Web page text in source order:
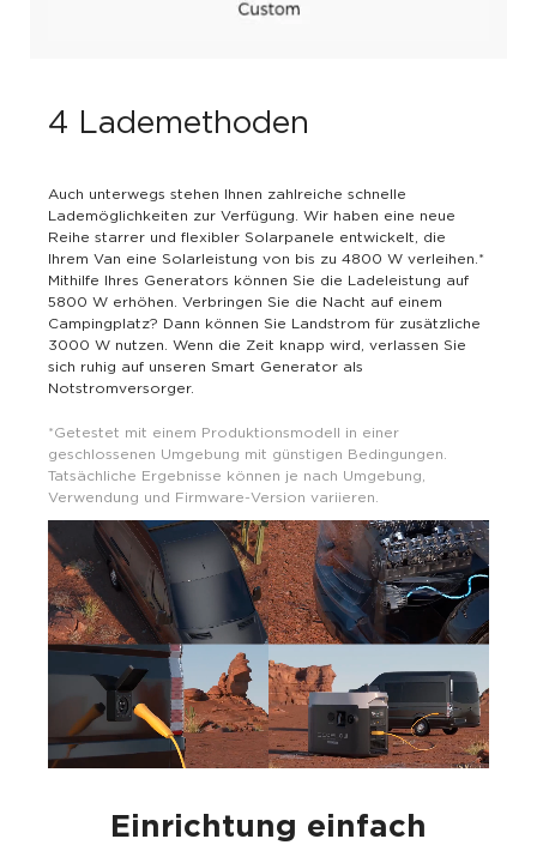
4 Lademethoden
Auch unterwegs stehen Ihnen zahlreiche schnelle
Lademöglichkeiten zur Verfügung. Wir haben eine neue
Reihe starrer und flexibler Solarpanele entwickelt, die
Ihrem Van eine Solarleistung von bis zu 4800 W verleihen.*
Mithilfe Ihres Generators können Sie die Ladeleistung auf
5800 W erhöhen. Verbringen Sie die Nacht auf einem
Campingplatz? Dann können Sie Landstrom für zusätzliche
3000 W nutzen. Wenn die Zeit knapp wird, verlassen Sie
sich ruhig auf unseren Smart Generator als
Notstromversorger.
*Getestet mit einem Produktionsmodell in einer
geschlossenen Umgebung mit günstigen Bedingungen.
Tatsächliche Ergebnisse können je nach Umgebung,
Verwendung und Firmware-Version variieren.
Einrichtung einfach